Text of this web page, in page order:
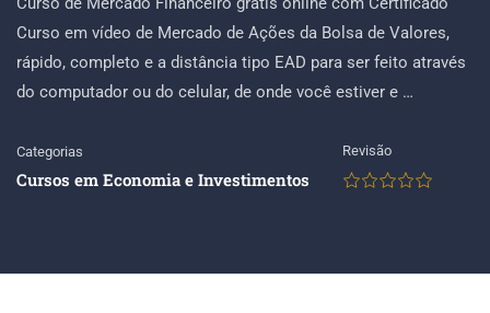
Curso em vídeo de Mercado de Ações da Bolsa de Valores,
rápido, completo e a distância tipo EAD para ser feito através
do computador ou do celular, de onde você estiver e …
Categorias
Cursos em Economia e Investimentos
Revisão